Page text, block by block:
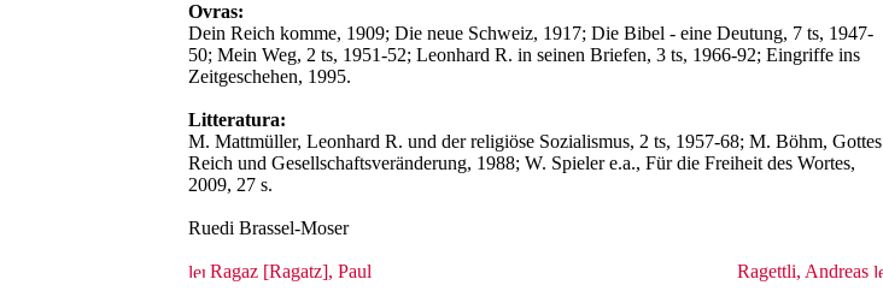
Ovras:
Dein Reich komme, 1909; Die neue Schweiz, 1917; Die Bibel - eine Deutung, 7 ts, 1947-
50; Mein Weg, 2 ts, 1951-52; Leonhard R. in seinen Briefen, 3 ts, 1966-92; Eingriffe ins
Zeitgeschehen, 1995.
Litteratura:
M. Mattmüller, Leonhard R. und der religiöse Sozialismus, 2 ts, 1957-68; M. Böhm, Gottes
Reich und Gesellschaftsveränderung, 1988; W. Spieler e.a., Für die Freiheit des Wortes,
2009, 27 s.
Ruedi Brassel-Moser
Ragaz [Ragatz], Paul Ragettli, Andreas